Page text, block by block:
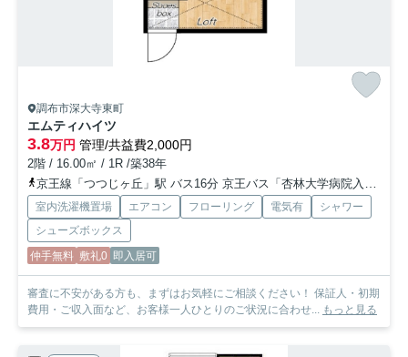
調布市深大寺東町
エムティハイツ
3.8万円 管理/共益費2,000円
2階 / 16.00㎡ / 1R /築38年
京王線「つつじヶ丘」駅 バス16分 京王バス「杏林大学病院入口」 停歩11分
室内洗濯機置場 エアコン フローリング 電気有
シャワー
シューズボックス
仲手無料 敷礼0 即入居可
審査に不安がある方も、まずはお気軽にご相談ください！ 保証人・初期
費用・ご収入面など、お客様一人ひとりのご状況に合わせ... もっと見る